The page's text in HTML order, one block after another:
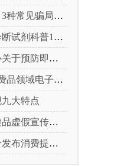
局“套路”曝光
来了！建议收藏
肉毒中毒的风险提示
品质量投诉分析报告》
大特点
宣传识别技巧
果蔬安全的“通行证”